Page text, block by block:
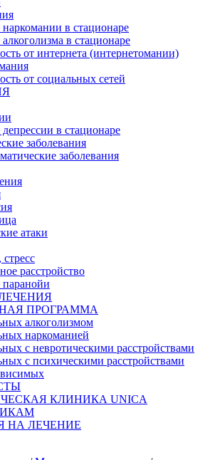
в стационаре
в стационаре
от интернета (интернетомании)
от социальных сетей
в стационаре
заболевания
заболевания
атаки
расстройство
ПРОГРАММА
алкоголизмом
наркоманией
с невротическими расстройствами
с психическими расстройствами
КЛИНИКА UNICA
НА ЛЕЧЕНИЕ